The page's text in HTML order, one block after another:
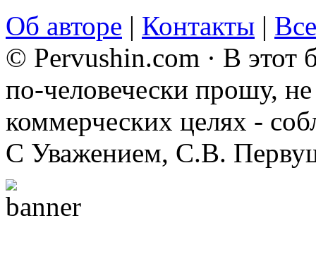
Об авторе | Контакты |
© Pervushin.com · В этот
по-человечески прошу,
коммерческих целях -
С Уважением, С.В.